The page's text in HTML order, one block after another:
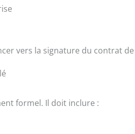
vers la signature du contrat
formel. Il doit inclure :